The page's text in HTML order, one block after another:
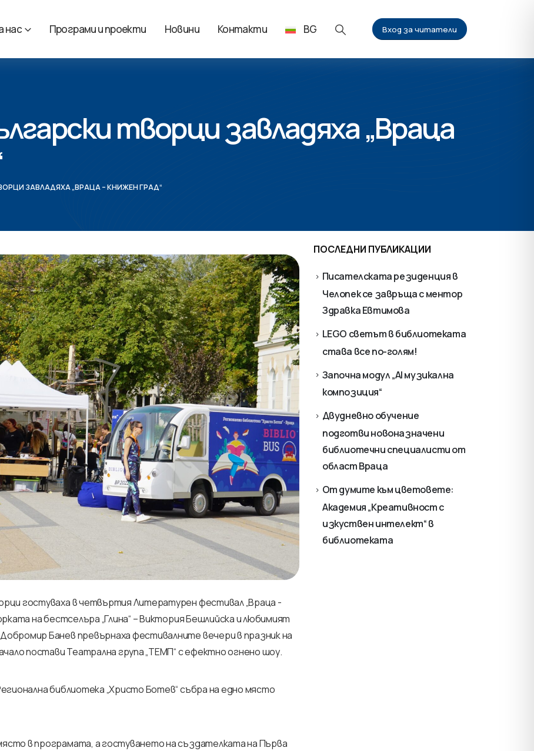
нас Програми и проекти Новини Контакти BG Вход за читатели
творци завладяха „Враца
ЗАВЛАДЯХА „ВРАЦА – КНИЖЕН ГРАД“
гостуваха в четвъртия Литературен фестивал „Враца -
на бестселъра „Глина“ – Виктория Бешлийска и любимият
Банев превърнаха фестивалните вечери в празник на
постави Театрална група „ТЕМП“ с ефектно огнено шоу.
библиотека „Христо Ботев“ събра на едно място
в програмата, а гостуването на създателката на Първа
ПОСЛЕДНИ ПУБЛИКАЦИИ
Писателската резиденция в
Челопек се завръща с ментор
Здравка Евтимова
LEGO светът в библиотеката
става все по-голям!
Започна модул „AI музикална
композиция“
Двудневно обучение
подготви новоназначени
библиотечни специалисти от
област Враца
От думите към цветовете:
Академия „Креативност с
изкуствен интелект“ в
библиотеката